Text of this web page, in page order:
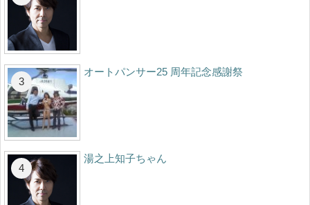
オートパンサー25 周年記念感謝祭
湯之上知子ちゃん